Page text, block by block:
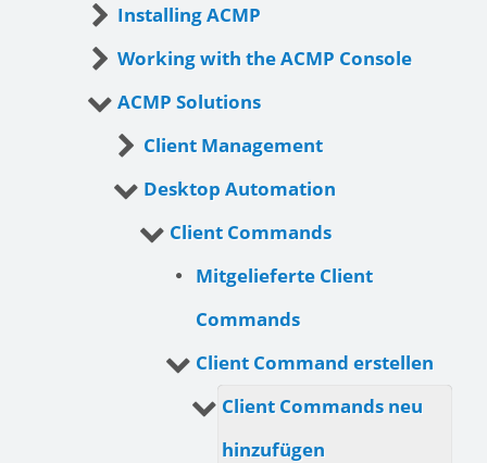
Installing ACMP
Working with the ACMP Console
ACMP Solutions
Client Management
Desktop Automation
Client Commands
Mitgelieferte Client
Commands
Client Command erstellen
Client Commands neu
hinzufügen